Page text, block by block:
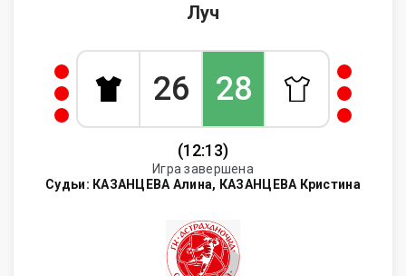
Луч
26 28
(12:13)
Игра завершена
Судьи: КАЗАНЦЕВА Алина, КАЗАНЦЕВА Кристина